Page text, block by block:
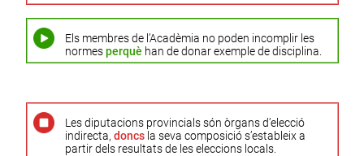
Els membres de l’Acadèmia no poden incomplir les
normesperquè han de donar exemple de disciplina.
Les diputacions provincials són òrgans d’elecció
indirecta, doncsla seva composició s’estableix a
partir dels resultats de les eleccions locals.